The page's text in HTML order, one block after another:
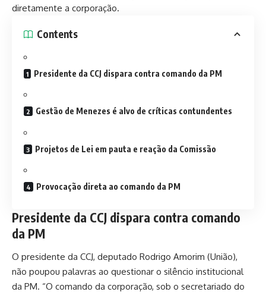
diretamente a corporação.
Contents
Presidente da CCJ dispara contra comando da PM
Gestão de Menezes é alvo de críticas contundentes
Projetos de Lei em pauta e reação da Comissão
Provocação direta ao comando da PM
Presidente da CCJ dispara contra comando
da PM
O presidente da CCJ, deputado Rodrigo Amorim (União),
não poupou palavras ao questionar o silêncio institucional
da PM. “O comando da corporação, sob o secretariado do